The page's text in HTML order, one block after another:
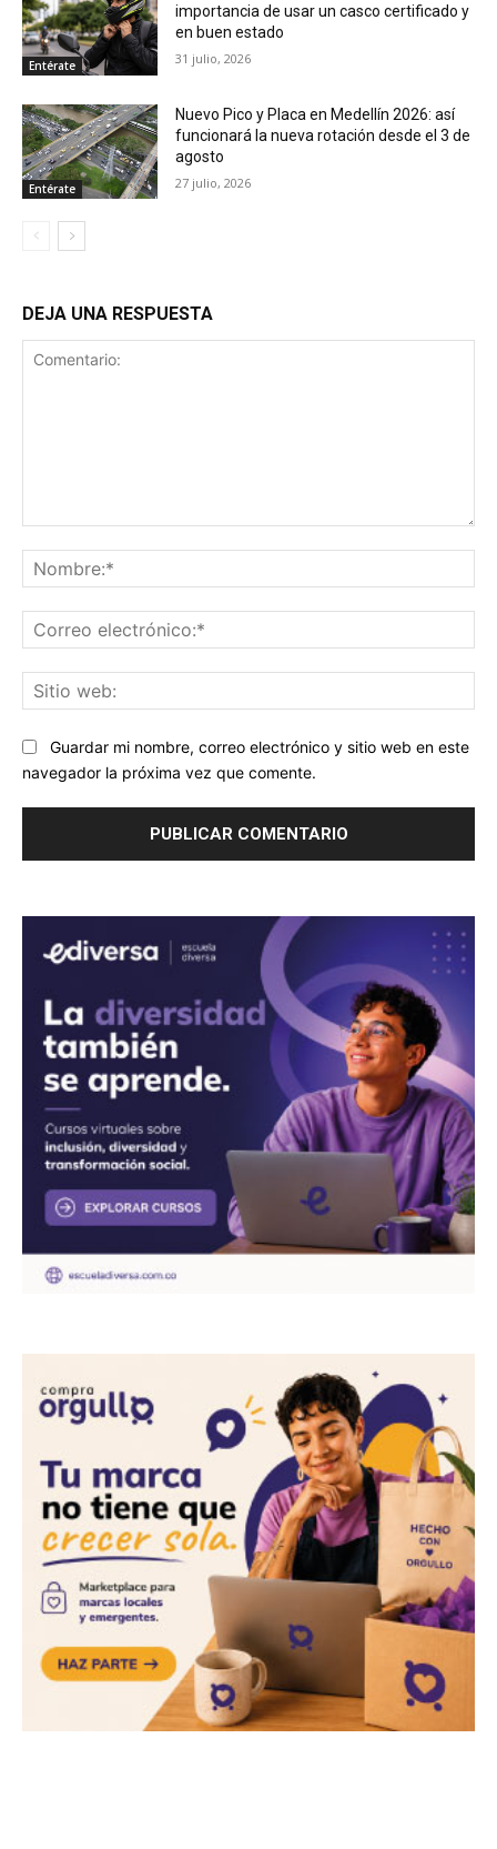
Entérate
importancia de usar un casco certificado y
en buen estado
31 julio, 2026
Entérate
Nuevo Pico y Placa en Medellín 2026: así
funcionará la nueva rotación desde el 3 de
agosto
27 julio, 2026
DEJA UNA RESPUESTA
Guardar mi nombre, correo electrónico y sitio web en este
navegador la próxima vez que comente.